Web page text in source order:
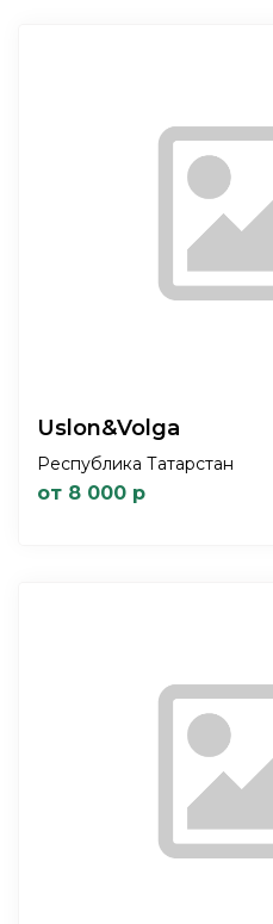
Uslon&Volga
Республика Татарстан
от 8 000 р